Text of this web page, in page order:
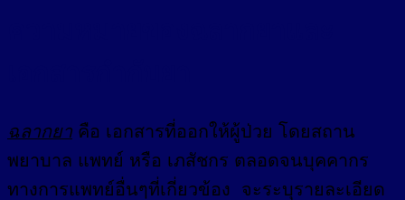
ฉลากยา คือ เอกสารที่ออกให้ผู้ป่วย โดยสถาน
พยาบาล แพทย์ หรือ เภสัชกร ตลอดจนบุคคากร
ทางการแพทย์อื่นๆที่เกี่ยวข้อง จะระบุรายละเอียด